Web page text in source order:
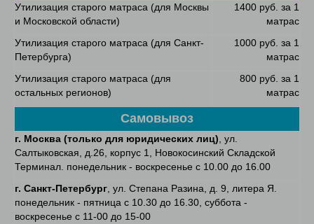
Утилизация старого матраса (для Москвы
и Московской области)
1400 руб. за 1
матрас
Утилизация старого матраса (для Санкт-
Петербурга)
1000 руб. за 1
матрас
Утилизация старого матраса (для
остальных регионов)
800 руб. за 1
матрас
Самовывоз
г. Москва (только для юридических лиц) , ул.
Салтыковская, д.26, корпус 1, Новокосинский Складской
Терминал. понедельник - воскресенье с 10.00 до 16.00
г. Санкт-Петербург , ул. Степана Разина, д. 9, литера Я.
понедельник - пятница с 10.30 до 16.30, суббота -
воскресенье с 11-00 до 15-00